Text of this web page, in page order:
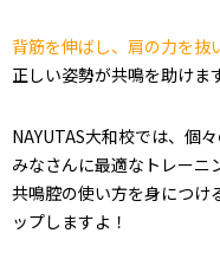
背筋を伸ばし、肩の力を抜
正しい姿勢が共鳴を助けま
NAYUTAS大和校では、個
みなさんに最適なトレーニ
共鳴腔の使い方を身につけ
ップしますよ！